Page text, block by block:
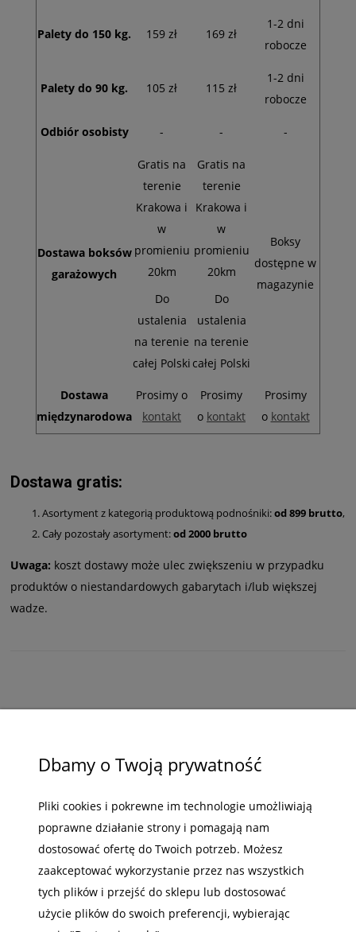
Palety do 150 kg. 159 zł 169 zł
1-2 dni
robocze
Palety do 90 kg. 105 zł 115 zł
1-2 dni
robocze
Odbiór osobisty - - -
Dostawa boksów
garażowych
Gratis na
terenie
Krakowa i
w
promieniu
20km
Do
ustalenia
na terenie
całej Polski
Gratis na
terenie
Krakowa i
w
promieniu
20km
Do
ustalenia
na terenie
całej Polski
Boksy
dostępne w
magazynie
Dostawa
międzynarodowa
Prosimy o
kontakt
Prosimy
o kontakt
Prosimy
o kontakt
Dostawa gratis:
Asortyment z kategorią produktową podnośniki:od 899 brutto,
Cały pozostały asortyment:od 2000 brutto
Uwaga: koszt dostawy może ulec zwiększeniu w przypadku
produktów o niestandardowych gabarytach i/lub większej
wadze.
POMOC
MOJE KONTO
INFORMACJE
Dbamy o Twoją prywatność
Pliki cookies i pokrewne im technologie umożliwiają
poprawne działanie strony i pomagają nam
dostosować ofertę do Twoich potrzeb. Możesz
zaakceptować wykorzystanie przez nas wszystkich
tych plików i przejść do sklepu lub dostosować
użycie plików do swoich preferencji, wybierając